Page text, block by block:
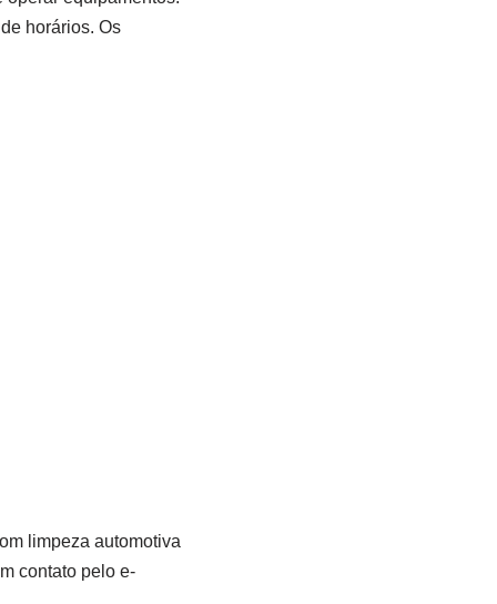
horários. Os
limpeza automotiva
contato pelo e-